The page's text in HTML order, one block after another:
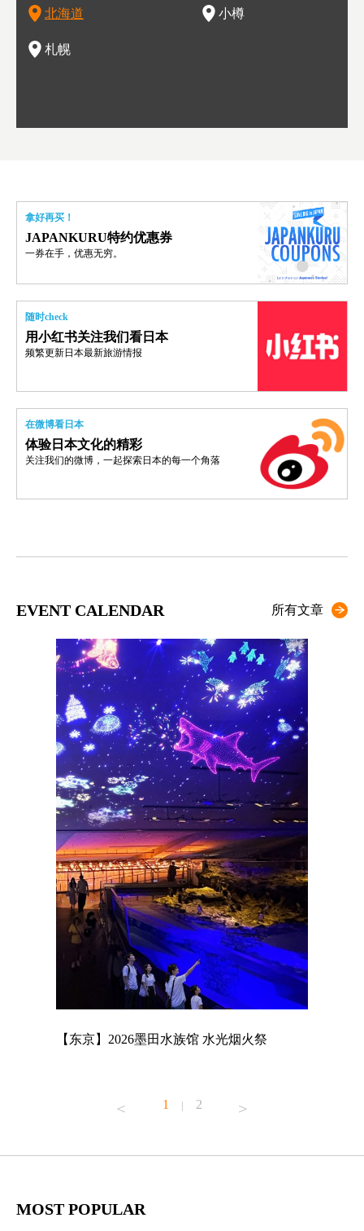
然景观。北海道的魅力，需要你用一年四季来体会。
，因此也被称为「食之宝库」。
北海道 小樽
札幌
拿好再买！
JAPANKURU特约优惠券
一券在手，优惠无穷。
随时check
用小红书关注我们看日本
频繁更新日本最新旅游情报
在微博看日本
体验日本文化的精彩
关注我们的微博，一起探索日本的每一个角落
EVENT CALENDAR 所有文章
【东京】2026墨田水族馆 水光烟火祭
1 | 2
MOST POPULAR